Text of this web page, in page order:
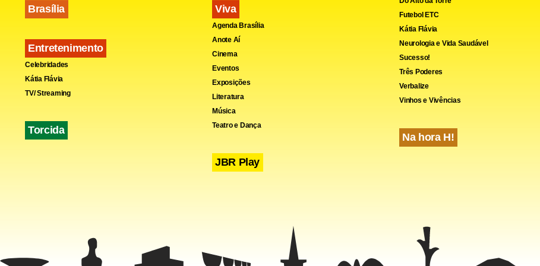
documentário, canta um tributo à Grande Dama, composto por Bruno Castro e
Ciraninho.
Brasília
Entretenimento
Celebridades
Kátia Flávia
TV/ Streaming
Torcida
Viva
Agenda Brasília
Anote Aí
Cinema
Eventos
Exposições
Literatura
Música
Teatro e Dança
JBR Play
Futebol ETC
Kátia Flávia
Neurologia e Vida Saudável
Sucesso!
Três Poderes
Verbalize
Vinhos e Vivências
Na hora H!